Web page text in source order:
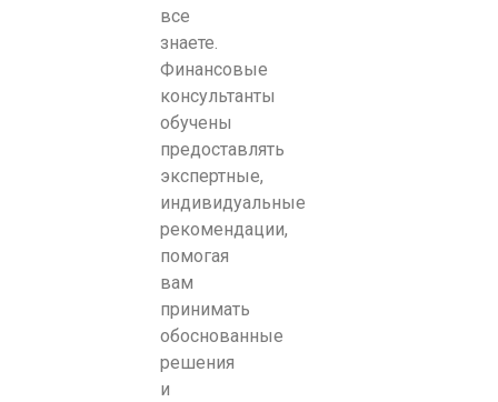
все
знаете.
Финансовые
консультанты
обучены
предоставлять
экспертные,
индивидуальные
рекомендации,
помогая
вам
принимать
обоснованные
решения
и